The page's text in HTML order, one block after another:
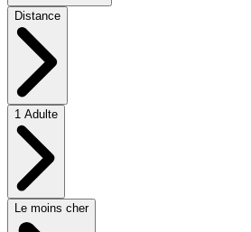
Distance
1 Adulte
Le moins cher